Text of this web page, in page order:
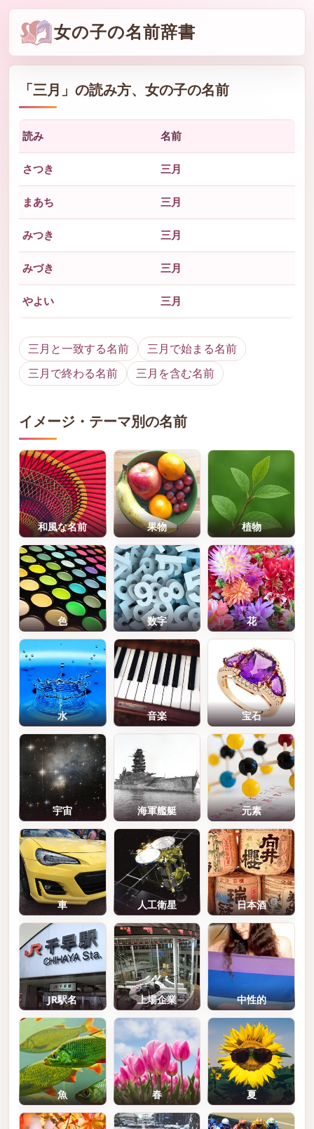
女の子の名前辞書
「三月 」の読み方、女の子の名前
読み 名前
さつき 三月
まあち 三月
みつき 三月
みづき 三月
やよい 三月
三月と一致する名前
三月で始まる名前
三月で終わる名前
三月を含む名前
イメージ・テーマ別の名前
和風な名前 果物 植物
色 数字 花
水 音楽 宝石
宇宙 海軍艦艇 元素
車 人工衛星 日本酒
JR駅名 上場企業 中性的
魚 春 夏